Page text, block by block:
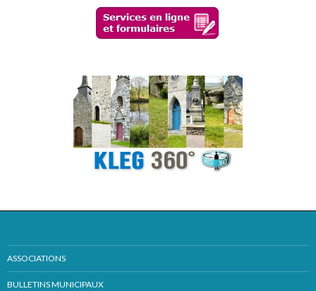
ASSOCIATIONS
BULLETINS MUNICIPAUX